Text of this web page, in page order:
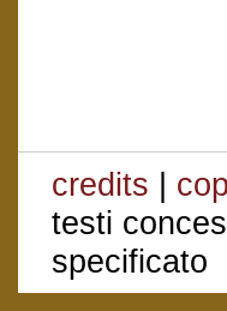
credits |
testi
specificato